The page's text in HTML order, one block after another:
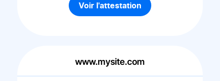
Voir l'attestation
www.mysite.com